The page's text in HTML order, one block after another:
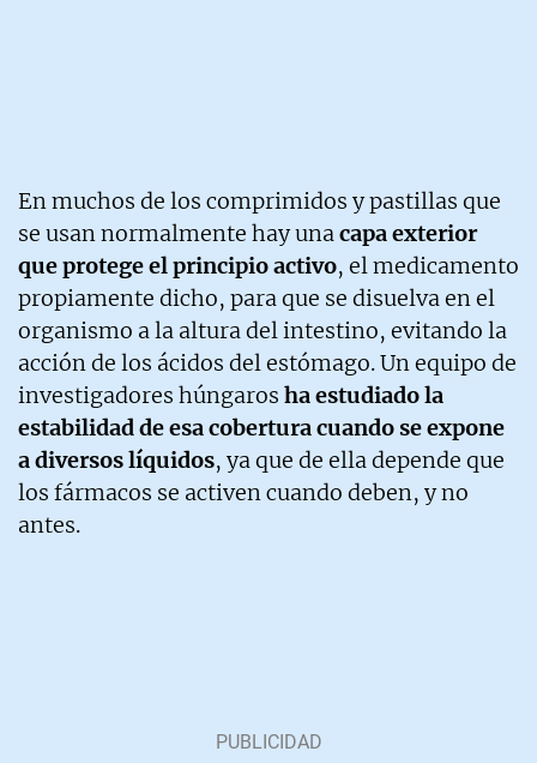
En muchos de los comprimidos y pastillas que
se usan normalmente hay unacapa exterior
que protege el principio activo, el medicamento
propiamente dicho, para que se disuelva en el
organismo a la altura del intestino, evitando la
acción de los ácidos del estómago. Un equipo de
investigadores húngaros ha estudiado la
estabilidad de esa cobertura cuando se expone
a diversos líquidos, ya que de ella depende que
los fármacos se activen cuando deben, y no
antes.